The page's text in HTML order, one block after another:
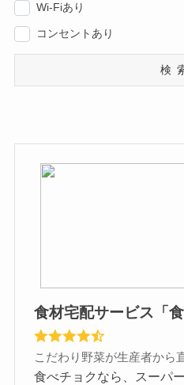
Wi-Fiあり
コンセントあり
検
食材宅配サービス「食
こだわり野菜が生産者から
食べチョクなら、スーパ